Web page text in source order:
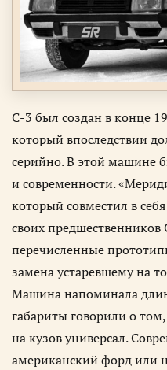
С-3 был создан в конце
который впоследствии
серийно. В этой машине
и современности.
который совместил в
своих предшественников
перечисленные
замена устаревшему на
Машина напоминала
габариты говорили о
на кузов универсал.
американский форд или